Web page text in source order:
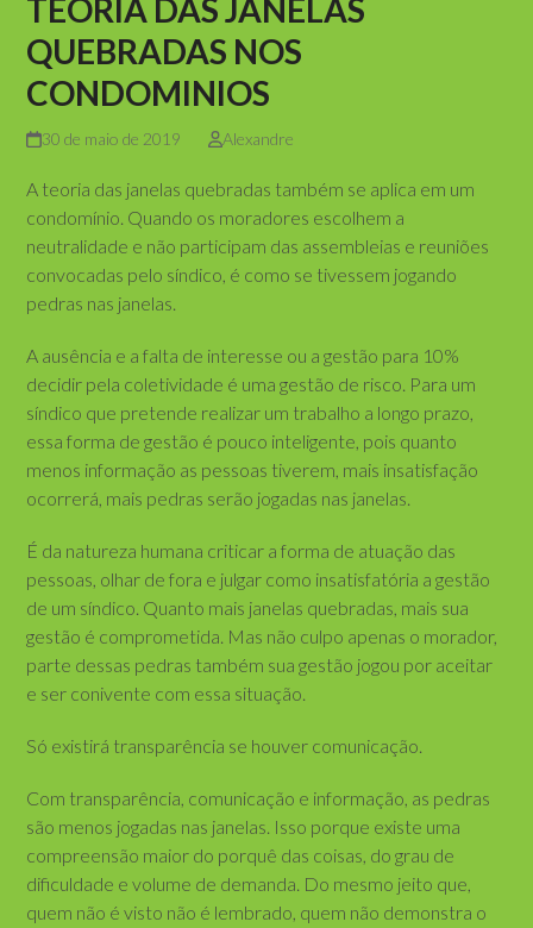
TEORIA DAS JANELAS
QUEBRADAS NOS
CONDOMINIOS
30 de maio de 2019 Alexandre
A teoria das janelas quebradas também se aplica em um
condomínio. Quando os moradores escolhem a
neutralidade e não participam das assembleias e reuniões
convocadas pelo síndico, é como se tivessem jogando
pedras nas janelas.
A ausência e a falta de interesse ou a gestão para 10%
decidir pela coletividade é uma gestão de risco. Para um
síndico que pretende realizar um trabalho a longo prazo,
essa forma de gestão é pouco inteligente, pois quanto
menos informação as pessoas tiverem, mais insatisfação
ocorrerá, mais pedras serão jogadas nas janelas.
É da natureza humana criticar a forma de atuação das
pessoas, olhar de fora e julgar como insatisfatória a gestão
de um síndico. Quanto mais janelas quebradas, mais sua
gestão é comprometida. Mas não culpo apenas o morador,
parte dessas pedras também sua gestão jogou por aceitar
e ser conivente com essa situação.
Só existirá transparência se houver comunicação.
Com transparência, comunicação e informação, as pedras
são menos jogadas nas janelas. Isso porque existe uma
compreensão maior do porquê das coisas, do grau de
dificuldade e volume de demanda. Do mesmo jeito que,
quem não é visto não é lembrado, quem não demonstra o